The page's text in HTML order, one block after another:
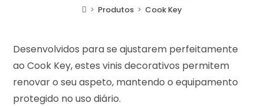
> Produtos > Cook Key
Desenvolvidos para se ajustarem perfeitamente
ao Cook Key, estes vinis decorativos permitem
renovar o seu aspeto, mantendo o equipamento
protegido no uso diário.